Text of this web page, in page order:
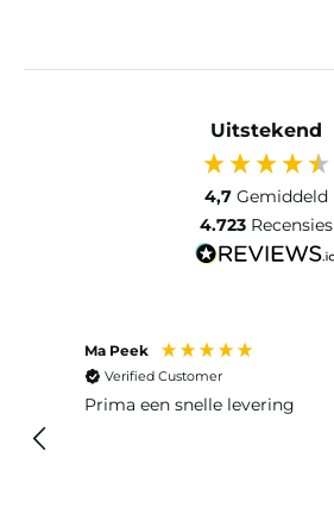
Uitstekend
4,7 Gemiddeld
4.723 Recensies
Ma Peek
Verified Customer
Prima een snelle levering